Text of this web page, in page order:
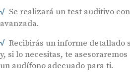
Se realizará un test auditivo
avanzada.
Recibirás un informe detallado
y, si lo necesitas, te
un audífono adecuado para ti.